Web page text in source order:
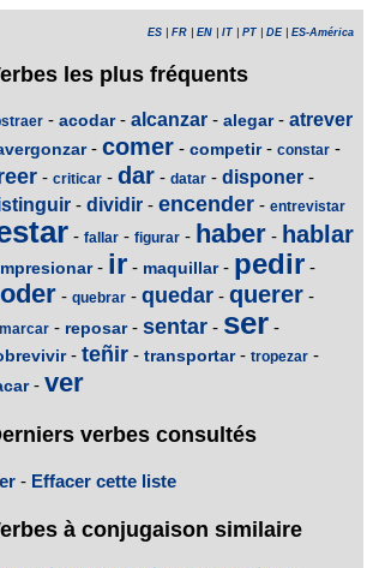
ES FR EN IT PT DE| ES-América
les plus fréquents
- acodar- alcanzar - alegar- atrever
- comer - competir- constar -
- criticar - dar - datar - disponer -
- dividir - encender - entrevistar
- fallar - figurar - haber - hablar
- ir - maquillar- pedir -
- quebrar - quedar - querer -
- reposar- sentar - ser -
- teñir - transportar- tropezar -
- ver
verbes consultés
- Effacer cette liste
à conjugaison similaire